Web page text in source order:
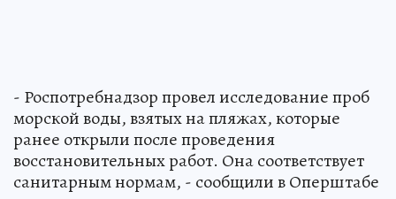
- Роспотребнадзор провел исследование проб
морской воды, взятых на пляжах, которые
ранее открыли после проведения
восстановительных работ. Она соответствует
санитарным нормам, - сообщили в Оперштабе